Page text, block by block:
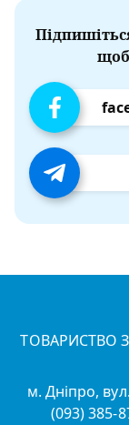
щоб
ТОВАРИСТВО
м. Дніпро,
(093) 385-